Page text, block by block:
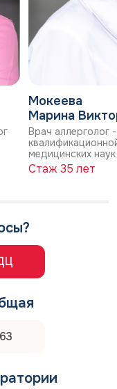
Мокеева
Марина
Врач аллерголог
медицинских наук
Стаж 35 лет